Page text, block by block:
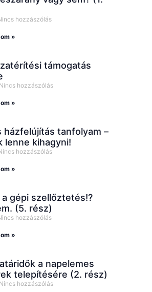
hozzászólás
»
támogatás
Nincs hozzászólás
»
házfelújítás tanfolyam –
lenne kihagyni!
hozzászólás
»
gépi szellőztetés!?
(5. rész)
hozzászólás
»
a napelemes
telepítésére (2. rész)
Nincs hozzászólás